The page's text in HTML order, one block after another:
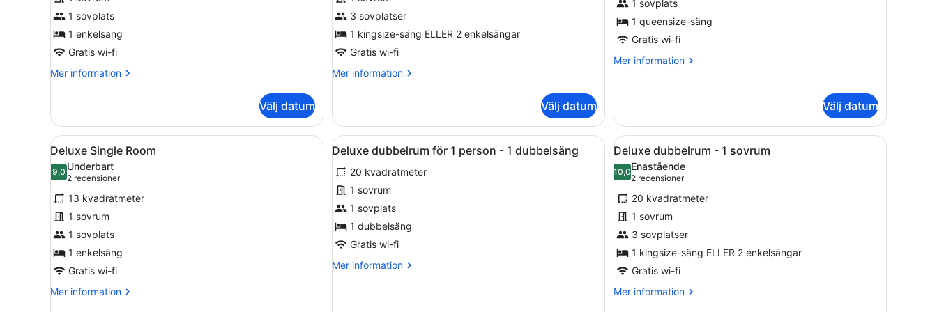
Single
Room1 sovplats
1 enkelsäng
Gratis wi-fi
Mer information
Mer
Single
Room
Välj datum
dubbelrum
-
1
sovrum
3 sovplatser
1 kingsize-säng ELLER 2 enkelsängar
Gratis wi-fi
Mer information
Mer
dubbelrum
1
Välj datum
dubbelrum
för
1
-
säng
1 sovplats
1 queensize-säng
Gratis wi-fi
Mer information
Mer
för
person
1
queensize-
säng
Välj datum
Öppna
alla
foton
för
Deluxe
Single
Room
Deluxe Single Room | Egyptiska bomullslakan, sängtillbehör av högsta kvalitet och minibar
4
Deluxe Single Room
9,09,0 av 10
Underbart
2 recensioner
(2 recensioner)
13 kvadratmeter
1 sovrum
1 sovplats
1 enkelsäng
Gratis wi-fi
Mer information
Mer
Öppna
alla
foton
för
Deluxe
dubbelrum
för
person
Ett modernt hotellrum med en stor säng, två sängbord och väggmonterad belysning.
7
Deluxe dubbelrum för 1 person - 1 dubbelsäng
20 kvadratmeter
1 sovrum
1 sovplats
1 dubbelsäng
Gratis wi-fi
Mer information
Mer
Öppna
alla
foton
för
Deluxe
dubbelrum
-
1
sovrum
Ett modernt hotellrum med en stor
7
Deluxe dubbelrum - 1 sovrum
10,010,0 av 10
Enastående
2 recensioner
(2 recensioner)
20 kvadratmeter
1 sovrum
3 sovplatser
1 kingsize-säng ELLER 2 enkelsängar
Gratis wi-fi
Mer information
Mer